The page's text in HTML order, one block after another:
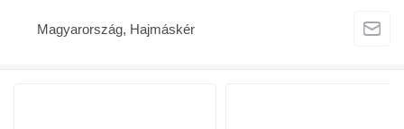
Magyarország, Hajmáskér